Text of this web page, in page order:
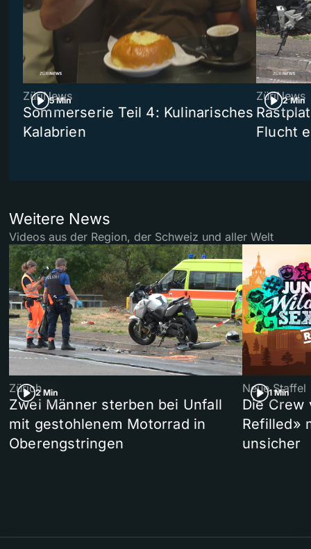
5 Min
ZüriNews
Sommerserie Teil 4: Kulinarisches
Kalabrien
2 Min
ZüriNews
Flucht
Weitere News
Videos aus der Region, der Schweiz und aller Welt
2 Min
Zürich
Zwei Männer sterben bei Unfall
mit gestohlenem Motorrad in
Oberengstringen
1 Min
Neue Staffel
Die Crew
Refilled»
unsicher